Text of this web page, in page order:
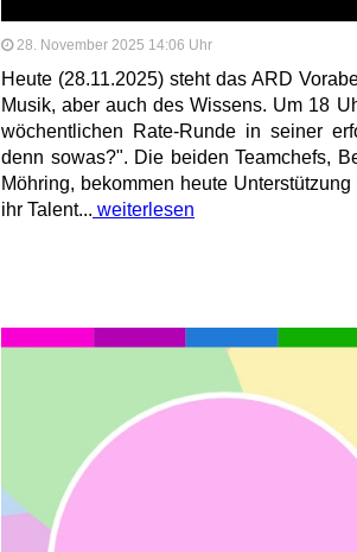
28. November 2025 14:06 Uhr
Heute (28.11.2025) steht das ARD
Musik, aber auch des Wissens. Um 18
wöchentlichen Rate-Runde in seiner
denn sowas?". Die beiden Teamchefs,
Möhring, bekommen heute
ihr Talent... weiterlesen